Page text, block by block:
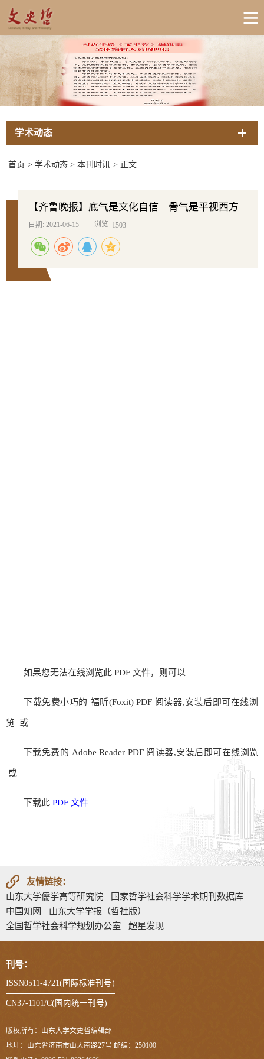
学术动态
首页 > 学术动态 > 本刊时讯 > 正文
【齐鲁晚报】底气是文化自信 骨气是平视西方
日期: 2021-06-15 浏览: 1503
如果您无法在线浏览此 PDF 文件，则可以
下载免费小巧的 福昕(Foxit) PDF 阅读器,安装后即可在线浏
览 或
下载免费的 Adobe Reader PDF 阅读器,安装后即可在线浏览
或
下载此 PDF 文件
友情链接：
山东大学儒学高等研究院
国家哲学社会科学学术期刊数据库
中国知网
山东大学学报（哲社版）
全国哲学社会科学规划办公室
超星发现
刊号：
ISSN0511-4721(国际标准刊号)
CN37-1101/C(国内统一刊号)
版权所有：山东大学文史哲编辑部
地址：山东省济南市山大南路27号 邮编：250100